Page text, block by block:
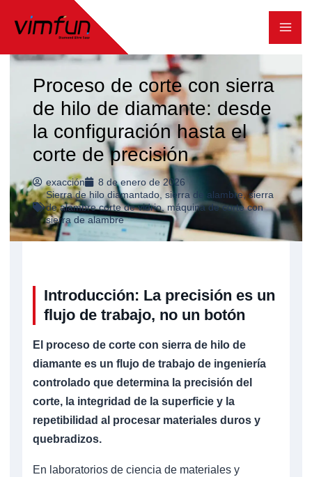
contenido
Proceso de corte con sierra
de hilo de diamante: desde
la configuración hasta el
corte de precisión
exacción
8 de enero de 2026
Sierra de hilo diamantado,sierra de alambre,sierra
de alambre corte de vidrio,máquina de corte con
sierra de alambre
Introducción: La precisión es un
flujo de trabajo, no un botón
El proceso de corte con sierra de hilo de
diamante es un flujo de trabajo de ingeniería
controlado que determina la precisión del
corte, la integridad de la superficie y la
repetibilidad al procesar materiales duros y
quebradizos.
En laboratorios de ciencia de materiales y